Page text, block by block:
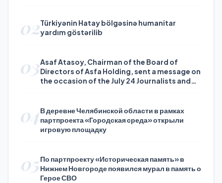
02Türkiyənin Hatay bölgəsinə humanitar
yardım göstərilib
03Asaf Atasoy, Chairman of the Board of
Directors of Asfa Holding, sent a message on
the occasion of the July 24 Journalists and
04В деревне Челябинской области в рамках
партпроекта «Городская среда» открыли
игровую площадку
05По партпроекту «Историческая память» в
Нижнем Новгороде появился мурал в память о
Герое СВО